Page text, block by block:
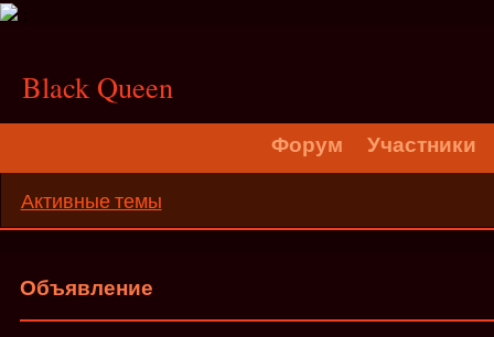
Black Queen
Форум Участники
Активные темы
Объявление